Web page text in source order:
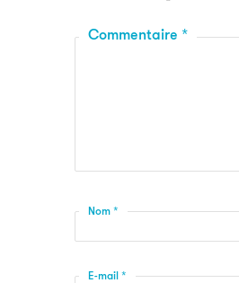
Commentaire *
Nom *
E-mail *